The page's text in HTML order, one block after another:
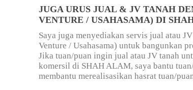
JUGA URUS JUAL & JV TANAH
VENTURE / USAHASAMA) DI
Saya juga menyediakan servis jual atau
Venture / Usahasama) untuk bangunkan
Jika tuan/puan ingin jual atau JV tanah
komersil di SHAH ALAM, saya bantu
membantu merealisasikan hasrat tuan/